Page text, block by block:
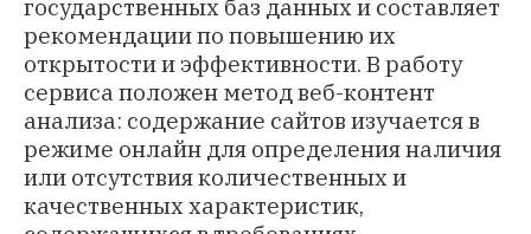
государственных баз данных и составляет
рекомендации по повышению их
открытости и эффективности. В работу
сервиса положен метод веб-контент
анализа: содержание сайтов изучается в
режиме онлайн для определения наличия
или отсутствия количественных и
качественных характеристик,